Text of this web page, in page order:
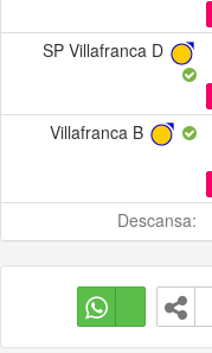
SP Villafranca D
Villafranca B
Descansa: